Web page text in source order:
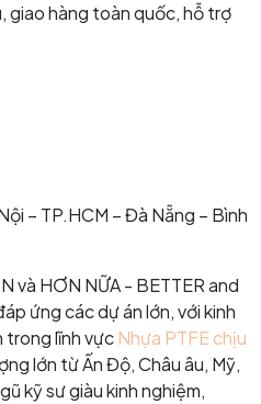
giao hàng toàn quốc, hỗ trợ
– TP.HCM – Đà Nẵng – Bình
và HƠN NỮA - BETTER and
ứng các dự án lớn, với kinh
trong lĩnh vựcNhựa PTFE chịu
lớn từ Ấn Độ, Châu âu, Mỹ,
kỹ sư giàu kinh nghiệm,